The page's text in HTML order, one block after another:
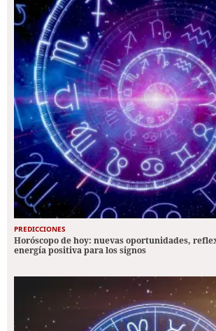
PREDICCIONES
Horóscopo de hoy: nuevas oportunidades,
energía positiva para los signos